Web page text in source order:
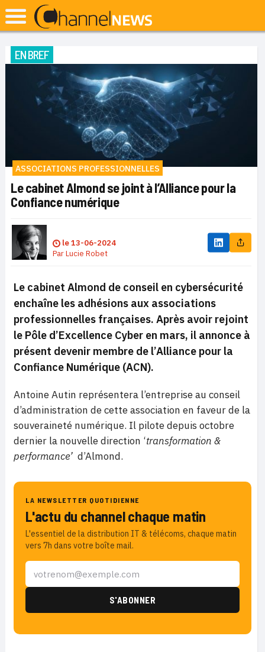
EN BREF
ASSOCIATIONS PROFESSIONNELLES
Le cabinet Almond se joint à l’Alliance pour la
Confiance numérique
le13-06-2024
ParLucie Robet
Le cabinet Almond de conseil en cybersécurité
enchaîne les adhésions aux associations
professionnelles françaises. Après avoir rejoint
le Pôle d’Excellence Cyber en mars, il annonce à
présent devenir membre de l’Alliance pour la
Confiance Numérique (ACN).
Antoine Autin représentera l’entreprise au conseil
d’administration de cette association en faveur de la
souveraineté numérique. Il pilote depuis octobre
dernier la nouvelle direction ‘transformation &
performance’ d’Almond.
LA NEWSLETTER QUOTIDIENNE
L'actu du channel chaque matin
L'essentiel de la distribution IT & télécoms, chaque matin
vers 7h dans votre boîte mail.